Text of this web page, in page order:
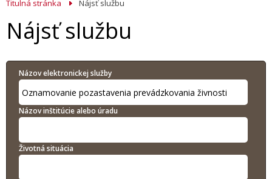
Titulná stránka Nájsť službu
Nájsť službu
Názov elektronickej služby
Názov inštitúcie alebo úradu
Životná situácia